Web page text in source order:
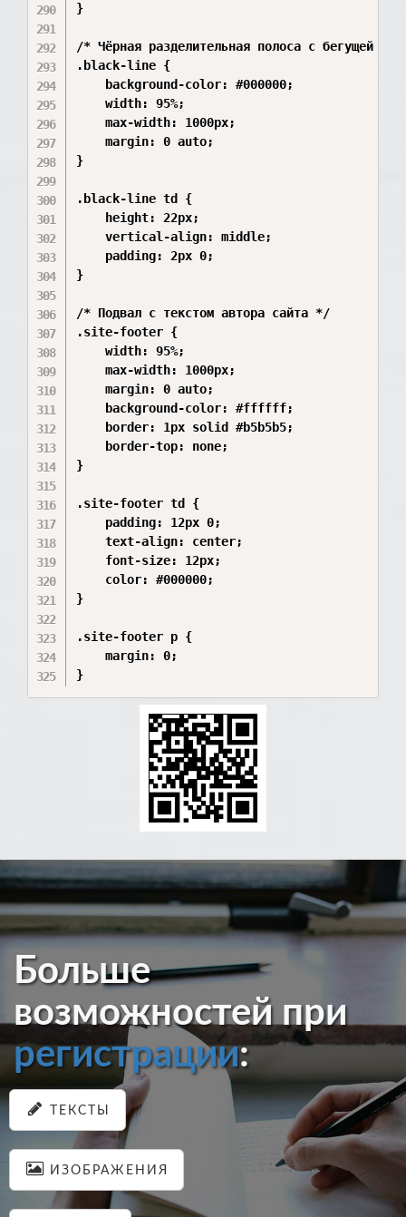
}
/* Чёрная разделительная полоса с бегущей
.black-line {
    background-color: #000000;
    width: 95%;
    max-width: 1000px;
    margin: 0 auto;
}
.black-line td {
    height: 22px;
    vertical-align: middle;
    padding: 2px 0;
}
/* Подвал с текстом автора сайта */
.site-footer {
    width: 95%;
    max-width: 1000px;
    margin: 0 auto;
    background-color: #ffffff;
    border: 1px solid #b5b5b5;
    border-top: none;
}
.site-footer td {
    padding: 12px 0;
    text-align: center;
    font-size: 12px;
    color: #000000;
}
.site-footer p {
    margin: 0;
Больше
возможностей при
регистрации:
ТЕКСТЫ
ИЗОБРАЖЕНИЯ